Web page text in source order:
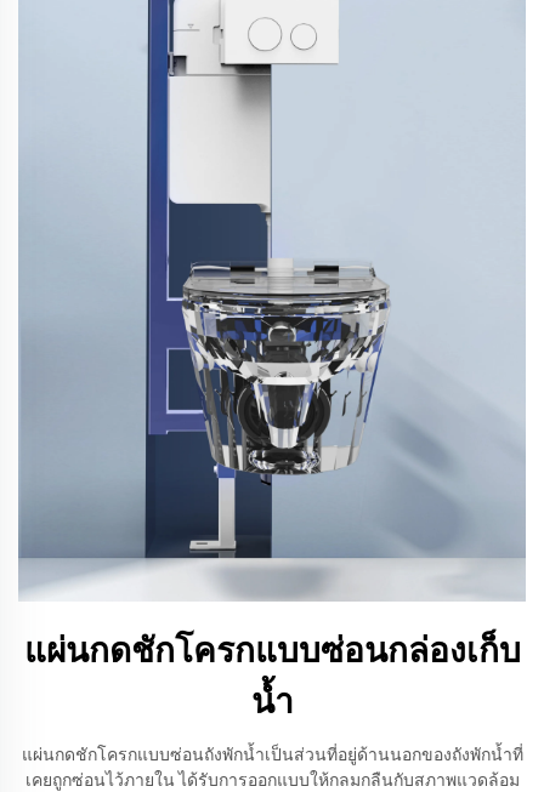
แผ่นกดชักโครกแบบซ่อนกล่องเก็บ
น้ำ
แผ่นกดชักโครกแบบซ่อนถังพักน้ำเป็นส่วนที่อยู่ด้านนอกของถังพักน้ำที่
เคยถูกซ่อนไว้ภายใน ได้รับการออกแบบให้กลมกลืนกับสภาพแวดล้อม